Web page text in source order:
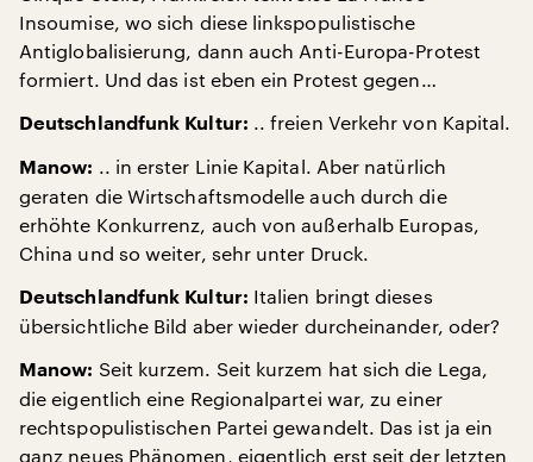
Insoumise, wo sich diese linkspopulistische
Antiglobalisierung, dann auch Anti-Europa-Protest
formiert. Und das ist eben ein Protest gegen…
Deutschlandfunk Kultur: .. freien Verkehr von Kapital.
Manow: .. in erster Linie Kapital. Aber natürlich
geraten die Wirtschaftsmodelle auch durch die
erhöhte Konkurrenz, auch von außerhalb Europas,
China und so weiter, sehr unter Druck.
Deutschlandfunk Kultur: Italien bringt dieses
übersichtliche Bild aber wieder durcheinander, oder?
Manow: Seit kurzem. Seit kurzem hat sich die Lega,
die eigentlich eine Regionalpartei war, zu einer
rechtspopulistischen Partei gewandelt. Das ist ja ein
ganz neues Phänomen, eigentlich erst seit der letzten